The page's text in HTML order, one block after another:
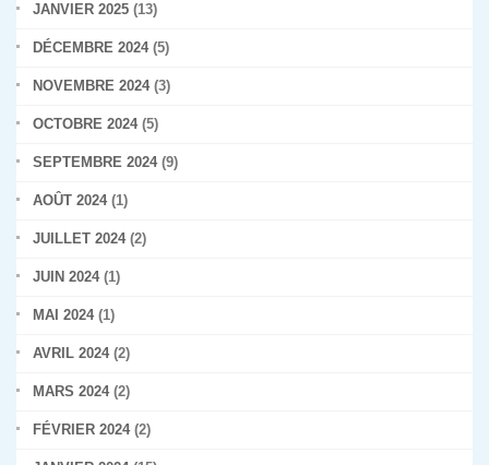
JANVIER 2025 (13)
DÉCEMBRE 2024(5)
NOVEMBRE 2024(3)
OCTOBRE 2024(5)
SEPTEMBRE 2024(9)
AOÛT 2024(1)
JUILLET 2024(2)
JUIN 2024(1)
MAI 2024(1)
AVRIL 2024(2)
MARS 2024(2)
FÉVRIER 2024(2)